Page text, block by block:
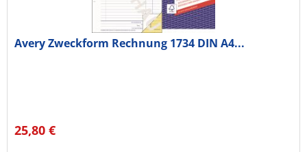
Avery Zweckform Rechnung 1734 DIN A4...
25,80 €